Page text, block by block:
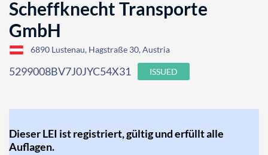
Scheffknecht Transporte
GmbH
6890 Lustenau, Hagstraße 30, Austria
5299008BV7J0JYC54X31 ISSUED
Dieser LEI ist registriert, gültig und erfüllt alle
Auflagen.